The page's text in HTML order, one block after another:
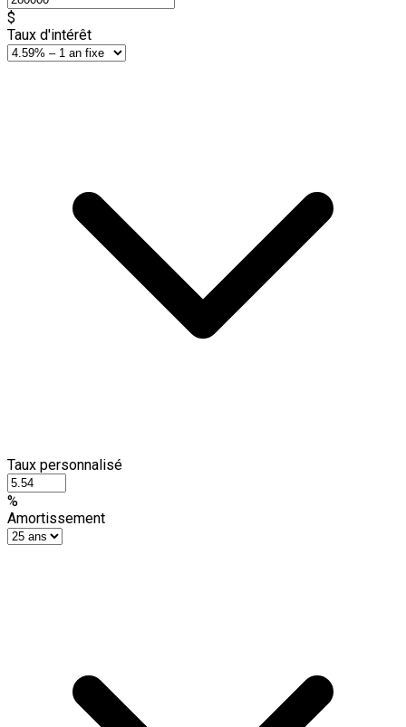
$
Taux d'intérêt
Taux personnalisé
%
Amortissement